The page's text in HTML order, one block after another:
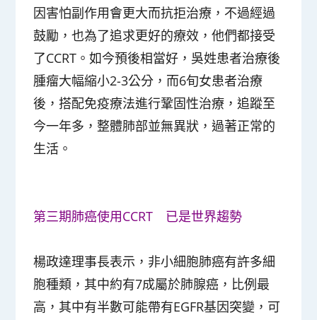
因害怕副作用會更大而抗拒治療，不過經過
鼓勵，也為了追求更好的療效，他們都接受
了CCRT。如今預後相當好，吳姓患者治療後
腫瘤大幅縮小2-3公分，而6旬女患者治療
後，搭配免疫療法進行鞏固性治療，追蹤至
今一年多，整體肺部並無異狀，過著正常的
生活。
第三期肺癌使用CCRT 已是世界趨勢
楊政達理事長表示，非小細胞肺癌有許多細
胞種類，其中約有7成屬於肺腺癌，比例最
高，其中有半數可能帶有EGFR基因突變，可